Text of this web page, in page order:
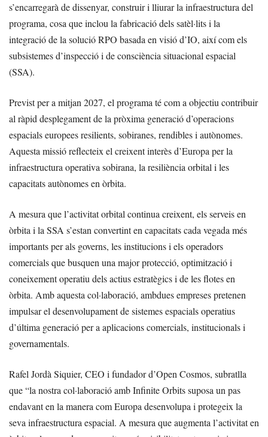
s’encarregarà de dissenyar, construir i lliurar la infraestructura del
programa, cosa que inclou la fabricació dels satèl·lits i la
integració de la solució RPO basada en visió d’IO, així com els
subsistemes d’inspecció i de consciència situacional espacial
(SSA).
Previst per a mitjan 2027, el programa té com a objectiu contribuir
al ràpid desplegament de la pròxima generació d’operacions
espacials europees resilients, sobiranes, rendibles i autònomes.
Aquesta missió reflecteix el creixent interès d’Europa per la
infraestructura operativa sobirana, la resiliència orbital i les
capacitats autònomes en òrbita.
A mesura que l’activitat orbital continua creixent, els serveis en
òrbita i la SSA s’estan convertint en capacitats cada vegada més
importants per als governs, les institucions i els operadors
comercials que busquen una major protecció, optimització i
coneixement operatiu dels actius estratègics i de les flotes en
òrbita. Amb aquesta col·laboració, ambdues empreses pretenen
impulsar el desenvolupament de sistemes espacials operatius
d’última generació per a aplicacions comercials, institucionals i
governamentals.
Rafel Jordà Siquier, CEO i fundador d’Open Cosmos, subratlla
que “la nostra col·laboració amb Infinite Orbits suposa un pas
endavant en la manera com Europa desenvolupa i protegeix la
seva infraestructura espacial. A mesura que augmenta l’activitat en